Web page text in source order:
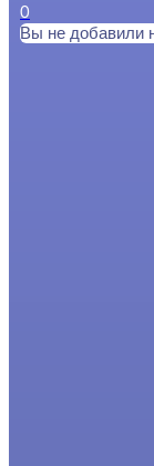
0
Вы не добавили